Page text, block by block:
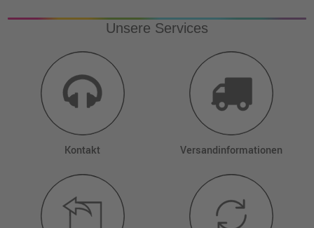
Unsere Services
Kontakt Versandinformationen